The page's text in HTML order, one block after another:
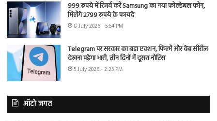
999 रुपये में रिजर्व करें Samsung का नया फोल्डेबल फोन,
मिलेंगे 2799 रुपये के फायदे
8 July 2026 - 5:54 PM
Telegram पर सरकार का बड़ा एक्शन, फिल्में और वेब सीरीज
देखना पड़ेगा भारी, तीन दिनों में दूसरा नोटिस
5 July 2026 - 2:25 PM
ऑटो जगत